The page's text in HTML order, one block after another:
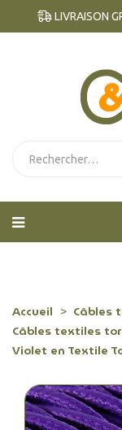
LIVRAISON
Accueil Câbles
Câbles textiles
Violet en Textile